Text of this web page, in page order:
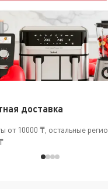
доставка
от 10000 ₸, остальные